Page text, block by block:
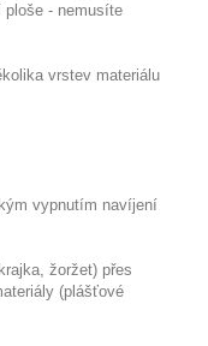
ploše - nemusíte
vrstev materiálu
vypnutím navíjení
žoržet) přes
(plášťové